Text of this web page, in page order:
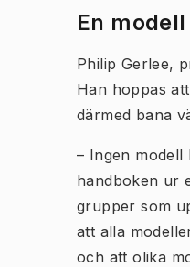
En
Philip Gerlee,
Han hoppas
därmed bana
– Ingen modell
handboken ur
grupper som
att alla
och att olika